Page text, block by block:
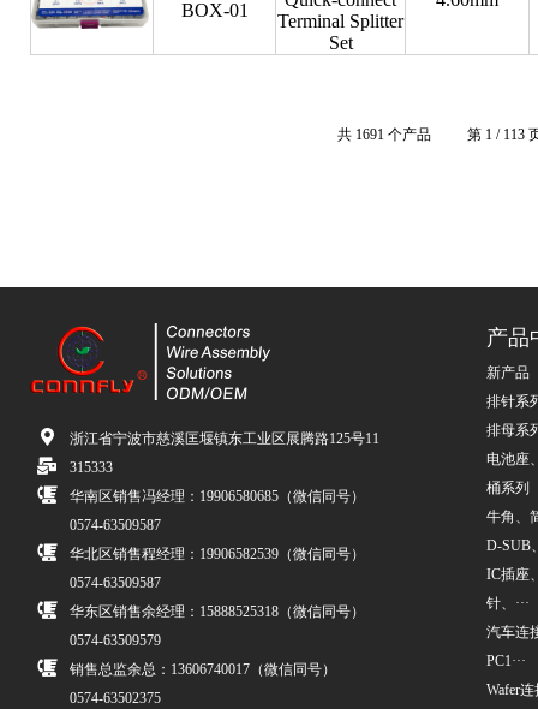
BOX-01
Terminal Splitter
Set
共 1691 个产品 第 1 / 113
浙江省宁波市慈溪匡堰镇东工业区展腾路125号11
315333
华南区销售冯经理：19906580685（微信同号）
0574-63509587
华北区销售程经理：19906582539（微信同号）
0574-63509587
华东区销售余经理：15888525318（微信同号）
0574-63509579
销售总监余总：13606740017（微信同号）
0574-63502375
产品
新产品
排针系
排母系
电池座
桶系列
牛角、
D-SUB
IC插座
针、···
汽车连
PC1···
Wafer